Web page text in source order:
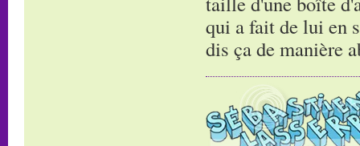
qui a fait de lui en
dis ça de manière